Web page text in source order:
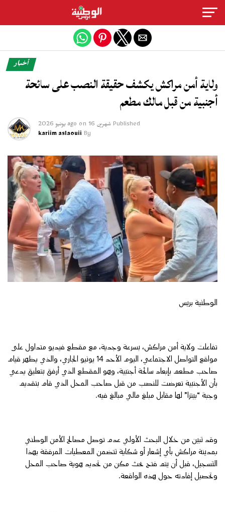
أخبار
ولاية أمن مراكش يكشف حقيقة النصب على سائحة
أجنبية من قبل مالك مطعم
Published شهرين ago on 16 يونيو 2026
By
kariim aslaouii
الوطنية بريس
تفاعلت ولاية أمن مراكش، بسرعة وجدية، مع مقطع فيديو متداول على
مواقع التواصل الاجتماعي، اليوم الأحد 14 يونيو الجاري، والذي يظهر قيام
صاحب مطعم بإبعاد سائحة أجنبية، وهو المقطع الذي أرفق بتعليق يدعي
بأن الأجنبية تعرضت للنصب من قبل صاحب المحل الذي قام بتقديم
وجبة “بيتزا” لها مقابل مبلغ مالي مبالغ فيه.
وقد تبين من خلال البحث الأولي عدم توصل مصالح الأمن الوطني
بمدينة مراكش بأي إشعار أو شكاية تتضمن المعطيات المرفقة بهذا
التسجيل، قبل أن يتم فتح بحث مكن من تحديد هوية صاحب المحل
وتحصيل إفادته حول هذه الواقعة.
Exit mobile version